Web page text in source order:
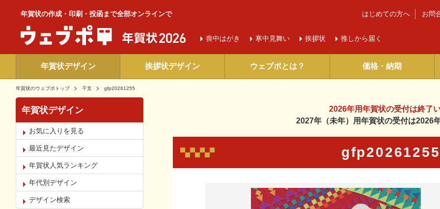
年賀状の作成・印刷・投函まで全部オンラインで
喪中はがき 寒中 見舞い 挨拶状 推しから届く
はじめての方へ お問
年賀状デザイン 挨拶状デザイン ウェブポとは？ 価格・納期
年賀状のウェブポトップ 干支 gfp20261255
2026年用年賀状の受付は終了
2027年（未年）用年賀状の受付は2026
年賀状デザイン
お気に入りを見る
最近見たデザイン
年賀状人気ランキング
年代別デザイン
デザイン検索